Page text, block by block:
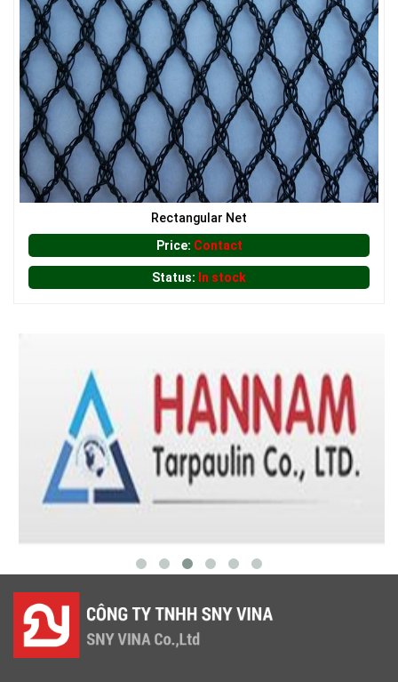
LƯỚI HÀNG RÀO HÌNH VUÔNG
LƯỚI CHẮN ĐỘNG VẬT
Rectangular Net
Price: Contact
Status: In stock